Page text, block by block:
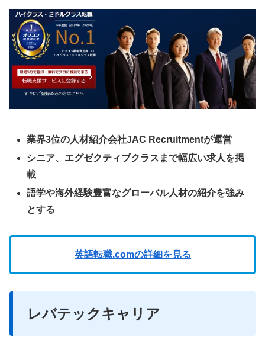
業界3位の人材紹介会社JAC Recruitmentが運営
シニア、エグゼクティブクラスまで幅広い求人を掲
載
語学や海外経験豊富なグローバル人材の紹介を強み
とする
英語転職.comの詳細を見る
レバテックキャリア